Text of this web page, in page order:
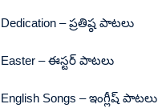
Dedication – ప్రతిష్ఠ పాటలు
Easter – ఈస్టర్ పాటలు
English Songs – ఇంగ్లీష్ పాటలు